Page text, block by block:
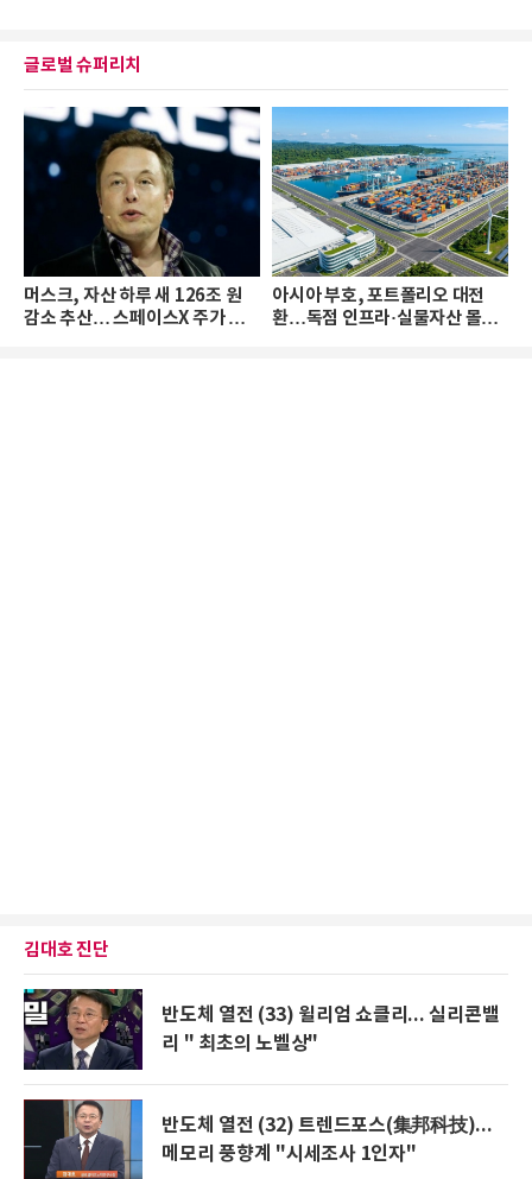
글로벌 슈퍼리치
머스크, 자산 하루 새 126조 원
감소 추산… 스페이스X 주가 하
아시아 부호, 포트폴리오 대전
환…독점 인프라·실물자산 몰린
김대호 진단
반도체 열전 (33) 윌리엄 쇼클리... 실리콘밸
리 " 최초의 노벨상"
반도체 열전 (32) 트렌드포스(集邦科技)...
메모리 풍향계 "시세조사 1인자"